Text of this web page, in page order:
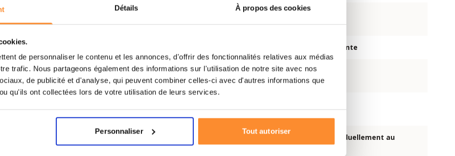
Détails À propos des cookies
de personnaliser le contenu et les annonces, d'offrir des fonctionnalités relatives aux médias
trafic. Nous partageons également des informations sur l'utilisation de notre site avec nos
de publicité et d'analyse, qui peuvent combiner celles-ci avec d'autres informations que
qu'ils ont collectées lors de votre utilisation de leurs services.
Personnaliser Tout autoriser
kcal chacun
(118 g) – 624 kcal chacun
MRE-9
15.450 ml d’eau bouillante
Temps de préparation
par repas
10 minutes
±808 kcal
Emballage
Repas emballés individuellement au
format poche